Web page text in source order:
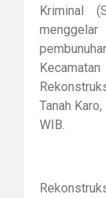
Kriminal
Tanah
WIB.